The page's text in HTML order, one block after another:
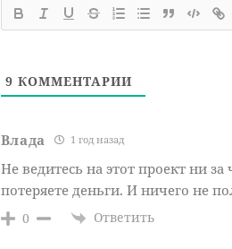
9 КОММЕНТАРИИ
Влада 1 год назад
Не ведитесь на этот проект ни
потеряете деньги. И ничего не
0 Ответить